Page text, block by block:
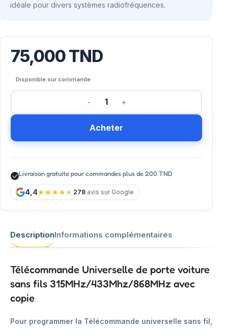
idéale pour divers systèmes radiofréquences.
75,000TND
Disponible sur commande
Acheter
Livraison gratuite pour commandes plus de 200 TND
4,4 278 avis sur Google
DescriptionInformations complémentaires
Télécommande Universelle de porte voiture
sans fils 315MHz/433Mhz/868MHz avec
copie
Pour programmer la Télécommande universelle sans fil,